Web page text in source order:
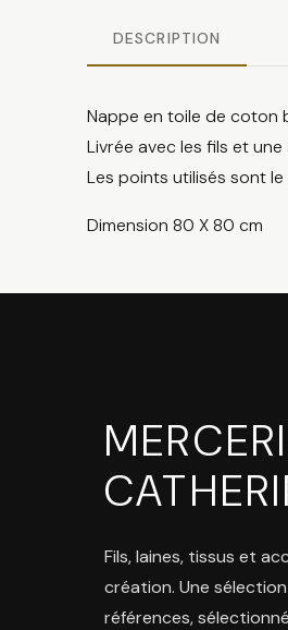
DESCRIPTION
Nappe en toile de coton
Livrée avec les fils et une
Les points utilisés sont
Dimension 80 X 80 cm
Fils, laines, tissus et
création. Une
références,